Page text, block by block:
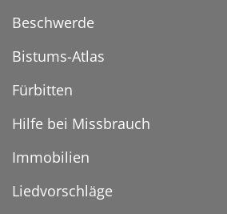
Beschwerde
Bistums-Atlas
Fürbitten
Hilfe bei Missbrauch
Immobilien
Liedvorschläge